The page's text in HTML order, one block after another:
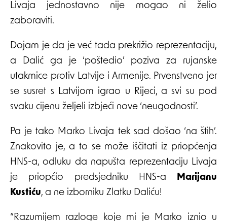
Livaja jednostavno nije mogao ni želio
zaboraviti.
Dojam je da je već tada prekrižio reprezentaciju,
a Dalić ga je ‘poštedio’ poziva za rujanske
utakmice protiv Latvije i Armenije. Prvenstveno jer
se susret s Latvijom igrao u Rijeci, a svi su pod
svaku cijenu željeli izbjeći nove ‘neugodnosti’.
Pa je tako Marko Livaja tek sad došao ‘na štih’.
Znakovito je, a to se može iščitati iz priopćenja
HNS-a, odluku da napušta reprezentaciju Livaja
je priopćio predsjedniku HNS-a
Marijanu
Kustiću, a ne izborniku Zlatku Daliću!
“Razumijem razloge koje mi je Marko iznio u